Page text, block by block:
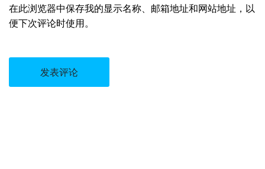
在此浏览器中保存我的显示名称、邮箱地址和网站地址，以
便下次评论时使用。